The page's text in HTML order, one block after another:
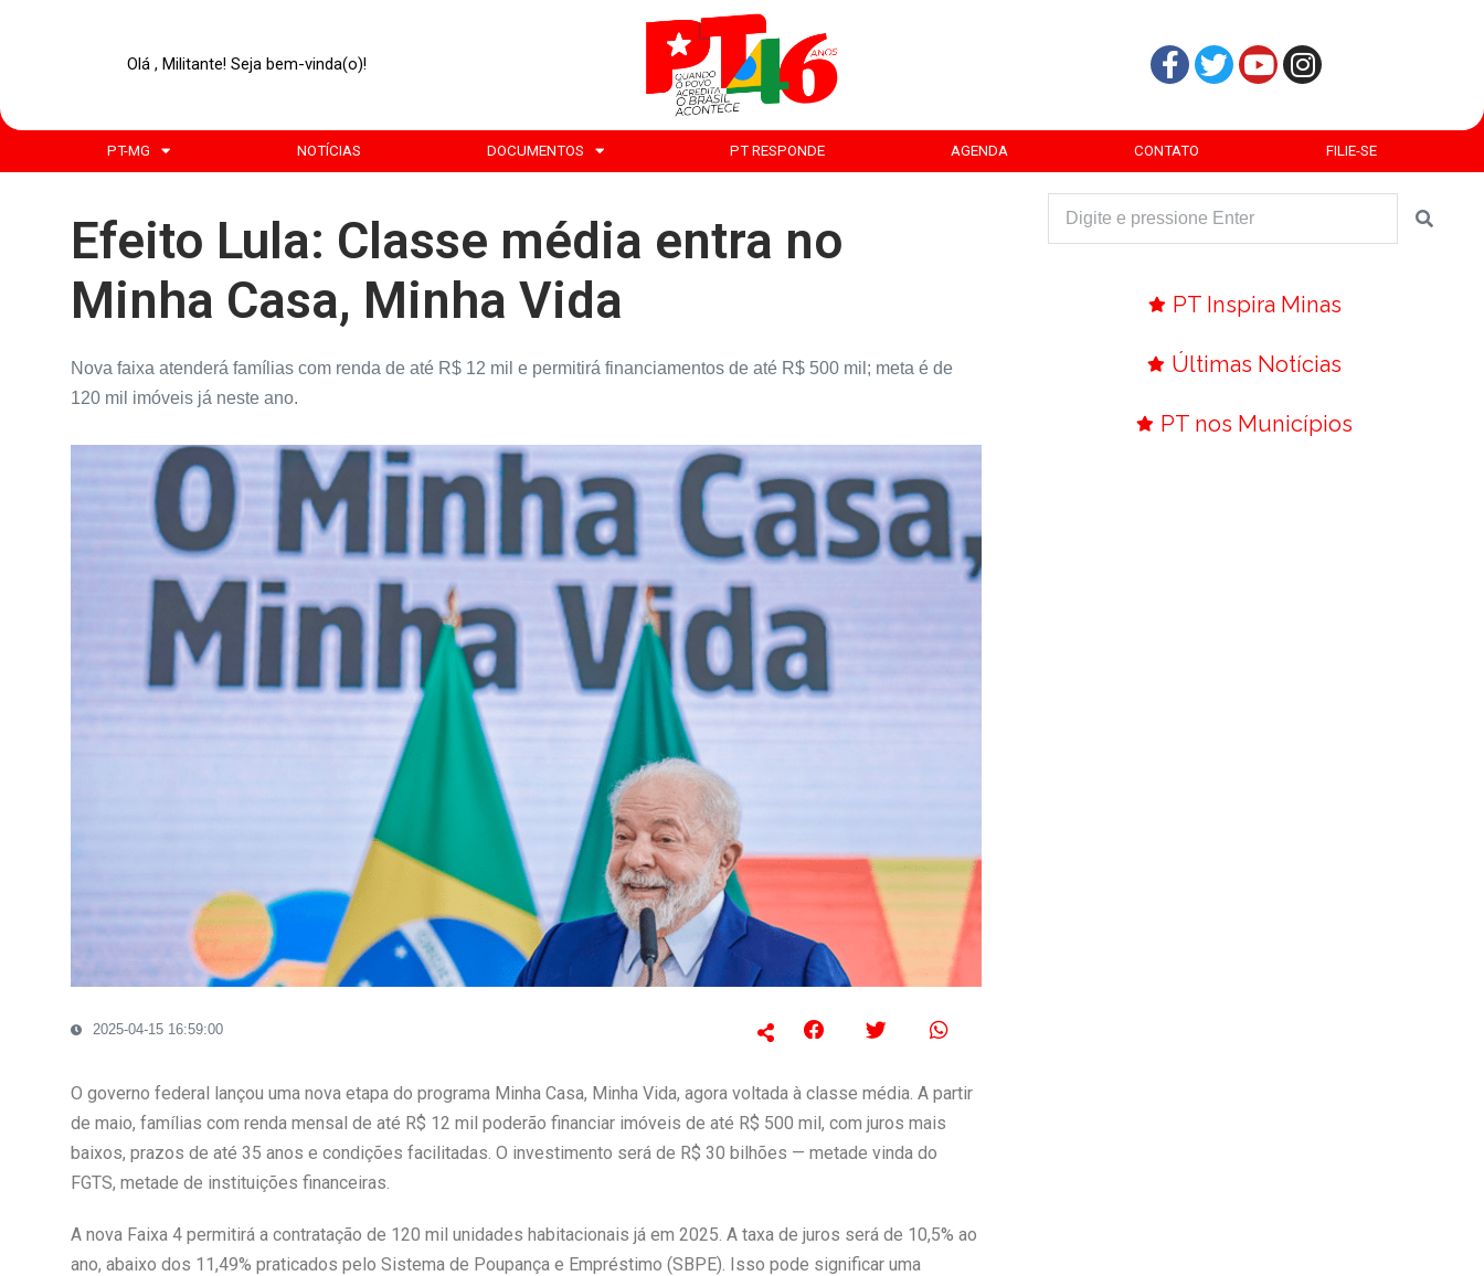
Olá , Militante! Seja bem-vinda(o)!
PT-MG NOTÍCIAS DOCUMENTOS PT RESPONDE AGENDA CONTATO FILIE-SE
Efeito Lula: Classe média entra no
Minha Casa, Minha Vida
Nova faixa atenderá famílias com renda de até R$ 12 mil e permitirá financiamentos de até R$ 500 mil; meta é de
120 mil imóveis já neste ano.
2025-04-15 16:59:00
O governo federal lançou uma nova etapa do programa Minha Casa, Minha Vida, agora voltada à classe média. A partir
de maio, famílias com renda mensal de até R$ 12 mil poderão financiar imóveis de até R$ 500 mil, com juros mais
baixos, prazos de até 35 anos e condições facilitadas. O investimento será de R$ 30 bilhões — metade vinda do
FGTS, metade de instituições financeiras.
A nova Faixa 4 permitirá a contratação de 120 mil unidades habitacionais já em 2025. A taxa de juros será de 10,5% ao
ano, abaixo dos 11,49% praticados pelo Sistema de Poupança e Empréstimo (SBPE). Isso pode significar uma
PT Inspira Minas
Últimas Notícias
PT nos Municípios